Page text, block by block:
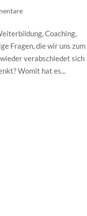
Coaching,
Fragen, die wir uns zum
verabschiedet sich
Womit hat es...